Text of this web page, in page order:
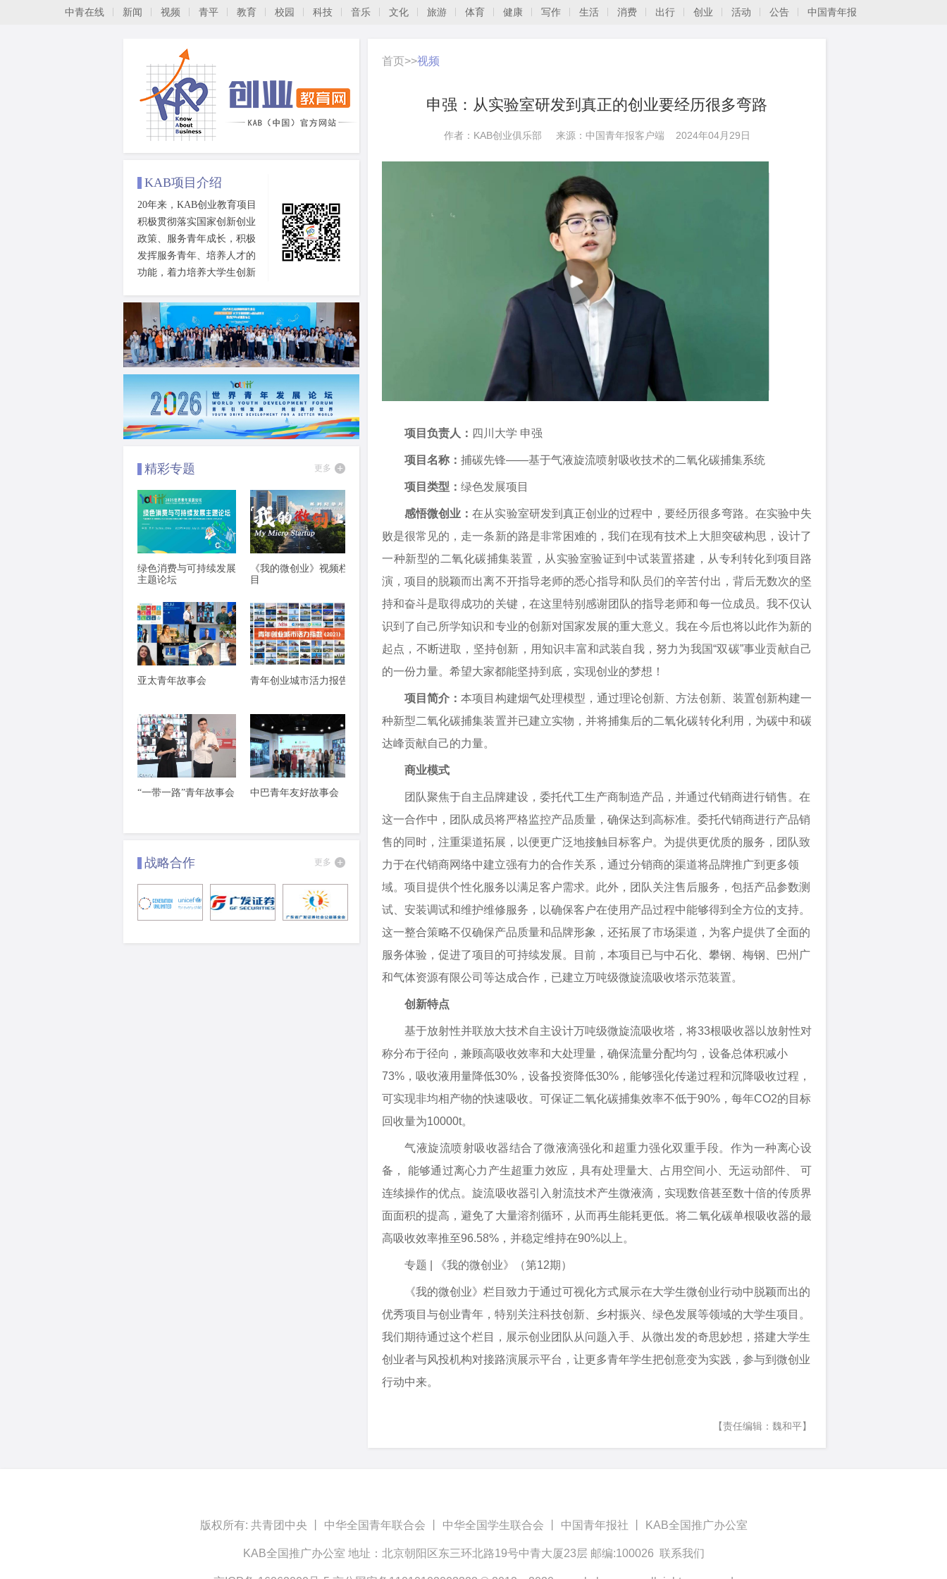
中青在线 新闻 视频 青平 教育 校园 科技 音乐 文化 旅游 体育 健康 写作 生活 消费 出行 创业 活动 公告 中国青年报
首页>>视频
申强：从实验室研发到真正的创业要经历很多弯路
作者：KAB创业俱乐部 来源：中国青年报客户端 2024年04月29日
项目负责人： 四川大学 申强
项目名称： 捕碳先锋——基于气液旋流喷射吸收技术的二氧化碳捕集系统
项目类型： 绿色发展项目
感悟微创业：在从实验室研发到真正创业的过程中，要经历很多弯路。在实验中失
败是很常见的，走一条新的路是非常困难的，我们在现有技术上大胆突破构思，设计了
一种新型的二氧化碳捕集装置，从实验室验证到中试装置搭建，从专利转化到项目路
演，项目的脱颖而出离不开指导老师的悉心指导和队员们的辛苦付出，背后无数次的坚
持和奋斗是取得成功的关键，在这里特别感谢团队的指导老师和每一位成员。我不仅认
识到了自己所学知识和专业的创新对国家发展的重大意义。我在今后也将以此作为新的
起点，不断进取，坚持创新，用知识丰富和武装自我，努力为我国“双碳”事业贡献自己
的一份力量。希望大家都能坚持到底，实现创业的梦想！
项目简介：本项目构建烟气处理模型，通过理论创新、方法创新、装置创新构建一
种新型二氧化碳捕集装置并已建立实物，并将捕集后的二氧化碳转化利用，为碳中和碳
达峰贡献自己的力量。
商业模式
团队聚焦于自主品牌建设，委托代工生产商制造产品，并通过代销商进行销售。在
这一合作中，团队成员将严格监控产品质量，确保达到高标准。委托代销商进行产品销
售的同时，注重渠道拓展，以便更广泛地接触目标客户。为提供更优质的服务，团队致
力于在代销商网络中建立强有力的合作关系，通过分销商的渠道将品牌推广到更多领
域。项目提供个性化服务以满足客户需求。此外，团队关注售后服务，包括产品参数测
试、安装调试和维护维修服务，以确保客户在使用产品过程中能够得到全方位的支持。
这一整合策略不仅确保产品质量和品牌形象，还拓展了市场渠道，为客户提供了全面的
服务体验，促进了项目的可持续发展。目前，本项目已与中石化、攀钢、梅钢、巴州广
和气体资源有限公司等达成合作，已建立万吨级微旋流吸收塔示范装置。
创新特点
基于放射性并联放大技术自主设计万吨级微旋流吸收塔，将33根吸收器以放射性对
称分布于径向，兼顾高吸收效率和大处理量，确保流量分配均匀，设备总体积减小
73%，吸收液用量降低30%，设备投资降低30%，能够强化传递过程和沉降吸收过程，
可实现非均相产物的快速吸收。可保证二氧化碳捕集效率不低于90%，每年CO2的目标
回收量为10000t。
气液旋流喷射吸收器结合了微液滴强化和超重力强化双重手段。作为一种离心设
备， 能够通过离心力产生超重力效应，具有处理量大、占用空间小、无运动部件、 可
连续操作的优点。旋流吸收器引入射流技术产生微液滴，实现数倍甚至数十倍的传质界
面面积的提高，避免了大量溶剂循环，从而再生能耗更低。将二氧化碳单根吸收器的最
高吸收效率推至96.58%，并稳定维持在90%以上。
专题 | 《我的微创业》（第12期）
《我的微创业》栏目致力于通过可视化方式展示在大学生微创业行动中脱颖而出的
优秀项目与创业青年，特别关注科技创新、乡村振兴、绿色发展等领域的大学生项目。
我们期待通过这个栏目，展示创业团队从问题入手、从微出发的奇思妙想，搭建大学生
创业者与风投机构对接路演展示平台，让更多青年学生把创意变为实践，参与到微创业
行动中来。
【责任编辑：魏和平】
版权所有: 共青团中央 中华全国青年联合会 中华全国学生联合会 中国青年报社 KAB全国推广办公室
KAB全国推广办公室 地址：北京朝阳区东三环北路19号中青大厦23层 邮编:100026 联系我们